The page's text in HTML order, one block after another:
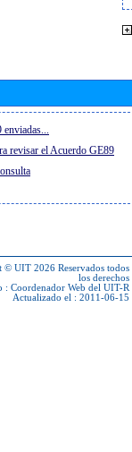
revisar el Acuerdo GE89
© UIT 2026 Reservados todos
los derechos
: Coordenador Web del UIT-R
Actualizado el : 2011-06-15